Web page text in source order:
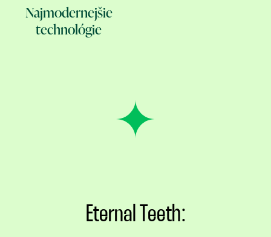
Najmodernejšie
technológie
Eternal Teeth: